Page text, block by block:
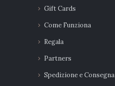
Gift Cards
Come Funziona
Regala
Partners
Spedizione e Consegna